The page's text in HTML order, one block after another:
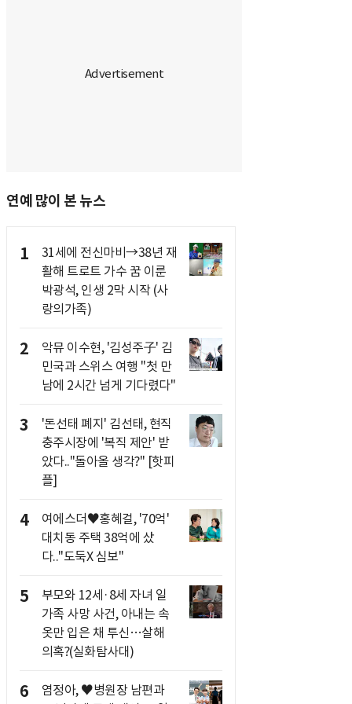
연예 많이 본 뉴스
1
31세에 전신마비→38년 재
활해 트로트 가수 꿈 이룬
박광석, 인생 2막 시작 (사
랑의가족)
2
악뮤 이수현, '김성주子' 김
민국과 스위스 여행 "첫 만
남에 2시간 넘게 기다렸다"
3
'돈선태 폐지' 김선태, 현직
충주시장에 '복직 제안' 받
았다.."돌아올 생각?" [핫피
플]
4
여에스더♥홍혜걸, '70억'
대치동 주택 38억에 샀
다.."도둑X 심보"
5
부모와 12세·8세 자녀 일
가족 사망 사건, 아내는 속
옷만 입은 채 투신…살해
의혹?(실화탐사대)
6
염정아, ♥병원장 남편과